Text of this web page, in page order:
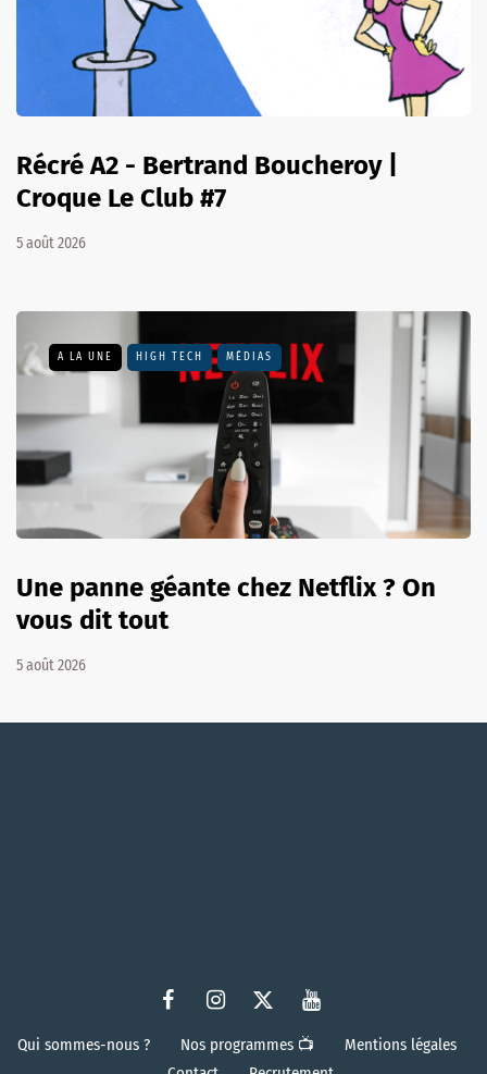
Récré A2 - Bertrand Boucheroy |
Croque Le Club #7
5 août 2026
A LA UNE HIGH TECH MÉDIAS
Une panne géante chez Netflix ? On
vous dit tout
5 août 2026
Qui sommes-nous ? Nos programmes 📺
Mentions légales